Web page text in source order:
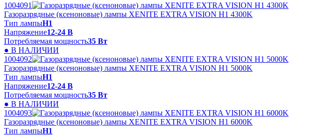
1004091
Газоразрядные (ксеноновые) лампы XENITE EXTRA VISION H1 4300K
Тип лампыН1
Напряжение12-24 В
Потребляемая мощность35 Вт
● В НАЛИЧИИ
1004092
Газоразрядные (ксеноновые) лампы XENITE EXTRA VISION H1 5000K
Тип лампыН1
Напряжение12-24 В
Потребляемая мощность35 Вт
● В НАЛИЧИИ
1004093
Газоразрядные (ксеноновые) лампы XENITE EXTRA VISION H1 6000K
Тип лампыН1